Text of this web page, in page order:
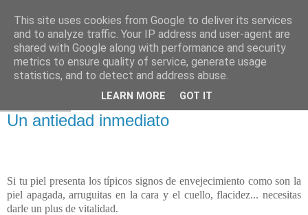
Un antiedad inmediato
Si tu piel presenta los típicos signos de envejecimiento como son la
piel apagada, arruguitas en la cara y el cuello, flacidez...necesitas
darle un plus de vitalidad.
This site uses cookies from Google to deliver its services
and to analyze traffic. Your IP address and user-agent are
shared with Google along with performance and security
metrics to ensure quality of service, generate usage
statistics, and to detect and address abuse.
LEARN MORE GOT IT